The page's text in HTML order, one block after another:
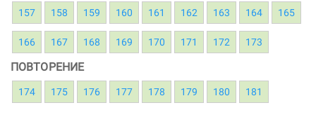
157 158 159 160 161 162 163 164 165
166 167 168 169 170 171 172 173
ПОВТОРЕНИЕ
174 175 176 177 178 179 180 181